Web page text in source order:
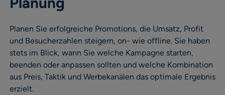
Planen Sie erfolgreiche Promotions, die Umsatz, Profit
und Besucherzahlen steigern, on- wie offline. Sie haben
stets im Blick, wann Sie welche Kampagne starten,
beenden oder anpassen sollten und welche Kombination
aus Preis, Taktik und Werbekanälen das optimale Ergebnis
erzielt.